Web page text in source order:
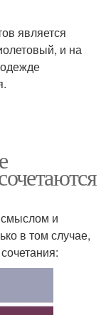
является
и на
и
в том случае,